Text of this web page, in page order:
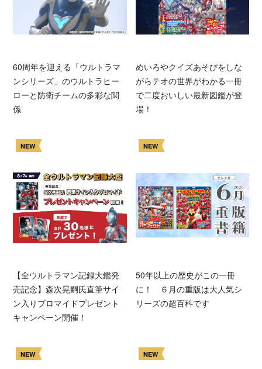
60周年を迎える「ウルトラマ
ンシリーズ」のウルトラヒー
ローと防衛チームの多彩な関
係
めいろやクイズあそびをしな
がらテオの世界がわかる一冊
で二度おいしい最新図鑑が登
場！
NEW
【全ウルトラマン記録大鑑発
売記念】森次晃嗣氏直筆サイ
ン入りブロマイドプレゼント
キャンペーン開催！
NEW
50年以上の歴史がこの一冊
に！ ６月の重版は大人気シ
リーズの超百科です
NEW NEW